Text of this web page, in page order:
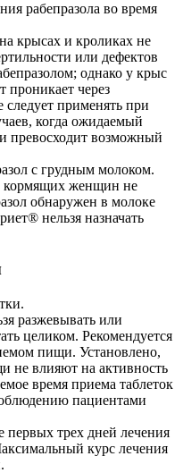
рабепразола во время
крысах и кроликах не
или дефектов
однако у крыс
проникает через
применять при
когда ожидаемый
превосходит возможный
с грудным молоком.
кормящих женщин не
обнаружен в молоке
нельзя назначать
разжевывать или
целиком. Рекомендуется
пищи. Установлено,
не влияют на активность
время приема таблеток
пациентами
первых трех дней лечения
курс лечения